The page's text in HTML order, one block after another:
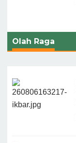
Olah Raga